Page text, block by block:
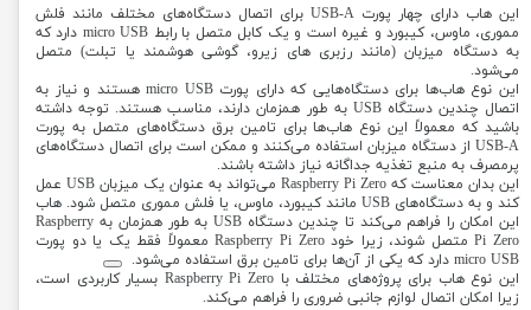
این هاب دارای چهار پورت USB-A برای اتصال دستگاه‌های مختلف مانند فلش
مموری، ماوس، کیبورد و غیره است و یک کابل متصل با رابط micro USB دارد که
به دستگاه میزبان (مانند رزبری های زیرو، گوشی هوشمند یا تبلت) متصل
می‌شود.
این نوع هاب‌ها برای دستگاه‌هایی که دارای پورت micro USB هستند و نیاز به
اتصال چندین دستگاه USB به طور همزمان دارند، مناسب هستند. توجه داشته
باشید که معمولاً این نوع هاب‌ها برای تامین برق دستگاه‌های متصل به پورت
USB-A از دستگاه میزبان استفاده می‌کنند و ممکن است برای اتصال دستگاه‌های
پرمصرف به منبع تغذیه جداگانه نیاز داشته باشند.
این بدان معناست که Raspberry Pi Zero می‌تواند به عنوان یک میزبان USB عمل
کند و به دستگاه‌های USB مانند کیبورد، ماوس، یا فلش مموری متصل شود. هاب
این امکان را فراهم می‌کند تا چندین دستگاه USB به طور همزمان به Raspberry
Pi Zero متصل شوند، زیرا خود Raspberry Pi Zero معمولاً فقط یک یا دو پورت
micro USB دارد که یکی از آن‌ها برای تامین برق استفاده می‌شود.
این نوع هاب برای پروژه‌های مختلف با Raspberry Pi Zero بسیار کاربردی است،
زیرا امکان اتصال لوازم جانبی ضروری را فراهم می‌کند.